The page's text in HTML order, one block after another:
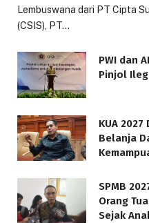
Lembuswana dari PT Cipta
(CSIS), PT…
PWI dan
Pinjol
KUA
Belanja
SPMB
Orang
Sejak